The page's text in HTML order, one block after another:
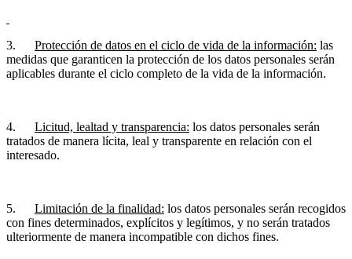
3. Protección de datos en el ciclo de vida de la información: las
medidas que garanticen la protección de los datos personales serán
aplicables durante el ciclo completo de la vida de la información.
4. Licitud, lealtad y transparencia: los datos personales serán
tratados de manera lícita, leal y transparente en relación con el
interesado.
5. Limitación de la finalidad: los datos personales serán recogidos
con fines determinados, explícitos y legítimos, y no serán tratados
ulteriormente de manera incompatible con dichos fines.